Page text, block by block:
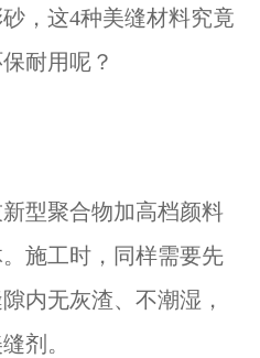
，这4种美缝材料究竟
耐用呢？
型聚合物加高档颜料
施工时，同样需要先
内无灰渣、不潮湿，
剂。